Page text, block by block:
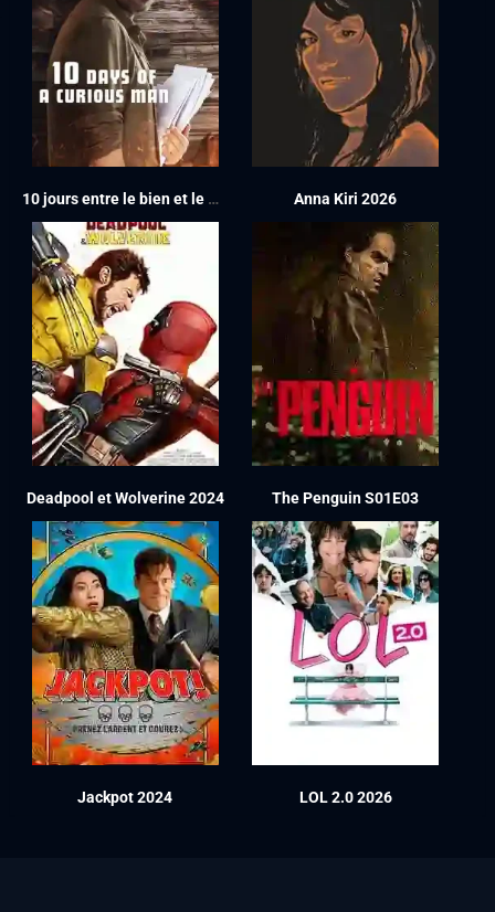
10 jours entre le bien et le mal 2024 Anna Kiri 2026
Deadpool et Wolverine 2024 The Penguin S01E03
Jackpot 2024 LOL 2.0 2026